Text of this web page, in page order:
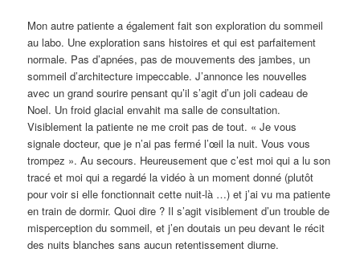
Mon autre patiente a également fait son exploration du sommeil
au labo. Une exploration sans histoires et qui est parfaitement
normale. Pas d’apnées, pas de mouvements des jambes, un
sommeil d’architecture impeccable. J’annonce les nouvelles
avec un grand sourire pensant qu’il s’agit d’un joli cadeau de
Noel. Un froid glacial envahit ma salle de consultation.
Visiblement la patiente ne me croit pas de tout. « Je vous
signale docteur, que je n’ai pas fermé l’œil la nuit. Vous vous
trompez ». Au secours. Heureusement que c’est moi qui a lu son
tracé et moi qui a regardé la vidéo à un moment donné (plutôt
pour voir si elle fonctionnait cette nuit-là …) et j’ai vu ma patiente
en train de dormir. Quoi dire ? Il s’agit visiblement d’un trouble de
misperception du sommeil, et j’en doutais un peu devant le récit
des nuits blanches sans aucun retentissement diurne.